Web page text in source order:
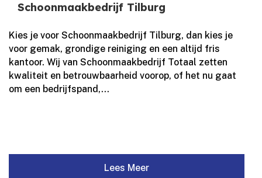
Schoonmaakbedrijf Tilburg
Kies je voor Schoonmaakbedrijf Tilburg, dan kies je
voor gemak, grondige reiniging en een altijd fris
kantoor. Wij van Schoonmaakbedrijf Totaal zetten
kwaliteit en betrouwbaarheid voorop, of het nu gaat
om een bedrijfspand,...
Lees Meer